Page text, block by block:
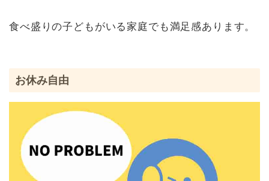
食べ盛りの子どもがいる家庭でも満足感あります。
お休み自由